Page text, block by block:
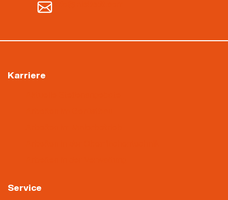
Karriere
Service